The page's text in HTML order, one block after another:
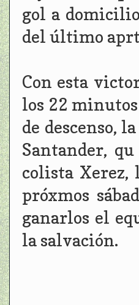
gol a
del último
Con esta
los 22 minutos
de descenso,
Santander,
colista Xerez,
próxmos
ganarlos el
la salvación.